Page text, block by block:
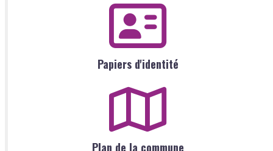
Papiers d'identité
Plan de la commune